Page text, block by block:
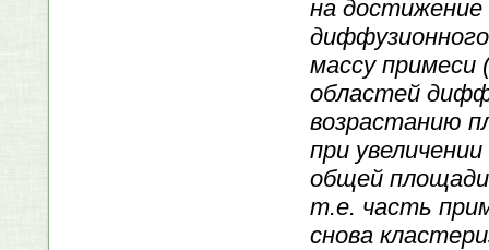
на достижение
массу примеси
областей
возрастанию
при
общей
т.е. часть
снова